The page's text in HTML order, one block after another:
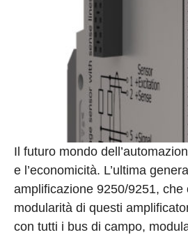
Il futuro mondo
e l’economicità. L’ultima
amplificazione 9250/9251,
modularità di questi
con tutti i bus di campo,